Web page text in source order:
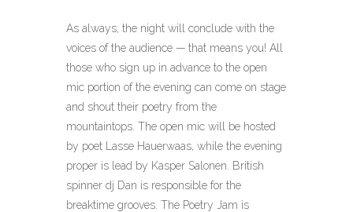
As always, the night will conclude with the
voices of the audience — that means you! All
those who sign up in advance to the open
mic portion of the evening can come on stage
and shout their poetry from the
mountaintops. The open mic will be hosted
by poet Lasse Hauerwaas, while the evening
proper is lead by Kasper Salonen. British
spinner dj Dan is responsible for the
breaktime grooves. The Poetry Jam is